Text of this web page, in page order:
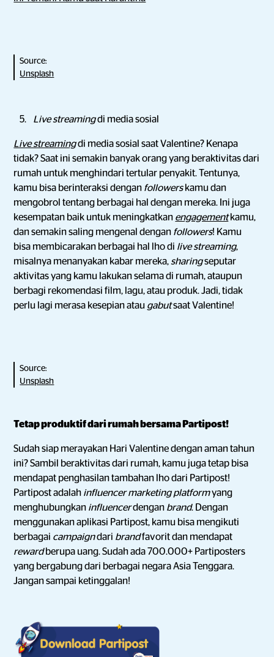
Source:
Unsplash
Live streamingdi media sosial
Live streamingdi media sosial saat Valentine? Kenapa
tidak? Saat ini semakin banyak orang yang beraktivitas dari
rumah untuk menghindari tertular penyakit. Tentunya,
kamu bisa berinteraksi dengan followers kamu dan
mengobrol tentang berbagai hal dengan mereka. Ini juga
kesempatan baik untuk meningkatkan engagement kamu,
dan semakin saling mengenal dengan followers! Kamu
bisa membicarakan berbagai hal lho di live streaming,
misalnya menanyakan kabar mereka, sharingseputar
aktivitas yang kamu lakukan selama di rumah, ataupun
berbagi rekomendasi film, lagu, atau produk. Jadi, tidak
perlu lagi merasa kesepian atau gabutsaat Valentine!
Source:
Unsplash
Tetap produktif dari rumah bersama Partipost!
Sudah siap merayakan Hari Valentine dengan aman tahun
ini? Sambil beraktivitas dari rumah, kamu juga tetap bisa
mendapat penghasilan tambahan lho dari Partipost!
Partipost adalah influencer marketing platformyang
menghubungkan influencerdengan brand. Dengan
menggunakan aplikasi Partipost, kamu bisa mengikuti
berbagai campaigndari brandfavorit dan mendapat
rewardberupa uang. Sudah ada 700.000+ Partiposters
yang bergabung dari berbagai negara Asia Tenggara.
Jangan sampai ketinggalan!